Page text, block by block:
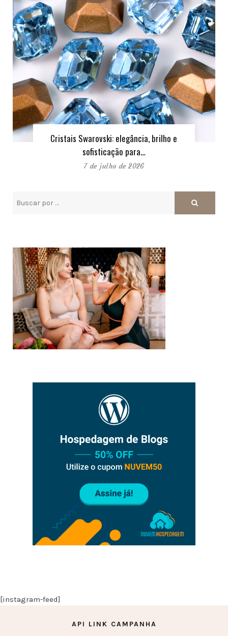
Cristais Swarovski: elegância, brilho e
sofisticação para…
7 de julho de 2026
[instagram-feed]
API LINK CAMPANHA